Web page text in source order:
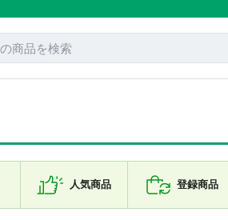
人気商品 登録商品